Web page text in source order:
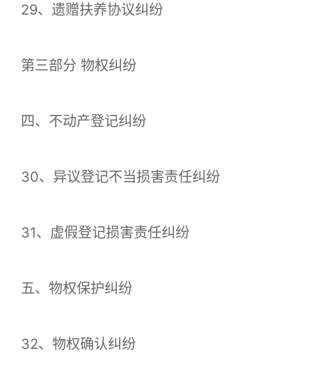
29、遗赠扶养协议纠纷
第三部分 物权纠纷
四、不动产登记纠纷
30、异议登记不当损害责任纠纷
31、虚假登记损害责任纠纷
五、物权保护纠纷
32、物权确认纠纷